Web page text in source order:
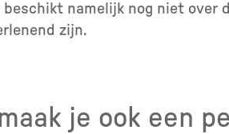
namelijk nog niet over
zijn.
je ook een